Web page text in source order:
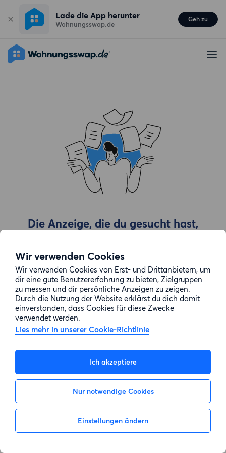
Wir verwenden Cookies
Wir verwenden Cookies von Erst- und Drittanbietern, um
dir eine gute Benutzererfahrung zu bieten, Zielgruppen
zu messen und dir persönliche Anzeigen zu zeigen.
Durch die Nutzung der Website erklärst du dich damit
einverstanden, dass Cookies für diese Zwecke
verwendet werden.
Lies mehr in unserer Cookie-Richtlinie
Ich akzeptiere
Nur notwendige Cookies
Einstellungen ändern
Lade die App herunter
Wohnungsswap.de
Geh zu
Die Anzeige, die du gesucht hast,
Zur Suche gehen